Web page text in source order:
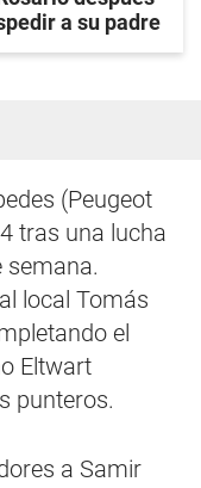
a su padre
(Peugeot
tras una lucha
semana.
local Tomás
el
Eltwart
punteros.
a Samir